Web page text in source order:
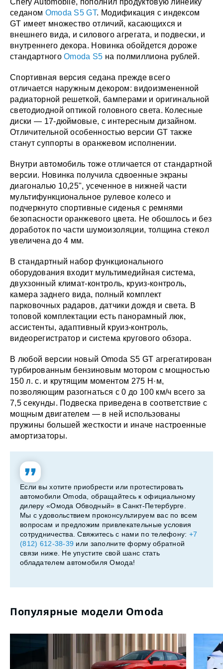
Chery Automobile, пополнил продуктовую линейку
седаном Omoda S5 GT. Модификация с индексом
GT имеет множество отличий, касающихся и
внешнего вида, и силового агрегата, и подвески, и
внутреннего декора. Новинка обойдется дороже
стандартногоOmoda S5 на полмиллиона рублей.
Спортивная версия седана прежде всего
отличается наружным декором: видоизмененной
радиаторной решеткой, бамперами и оригинальной
светодиодной оптикой головного света. Колесные
диски — 17-дюймовые, с интересным дизайном.
Отличительной особенностью версии GT также
станут суппорты в оранжевом исполнении.
Внутри автомобиль тоже отличается от стандартной
версии. Новинка получила сдвоенные экраны
диагональю 10,25", усеченное в нижней части
мультифункциональное рулевое колесо и
подчеркнуто спортивные сиденья с ремнями
безопасности оранжевого цвета. Не обошлось и без
доработок по части шумоизоляции, толщина стекол
увеличена до 4 мм.
В стандартный набор функционального
оборудования входит мультимедийная система,
двухзонный климат-контроль, круиз-контроль,
камера заднего вида, полный комплект
парковочных радаров, датчики дождя и света. В
топовой комплектации есть панорамный люк,
ассистенты, адаптивный круиз-контроль,
видеорегистратор и система кругового обзора.
В любой версии новый Omoda S5 GT агрегатирован
турбированным бензиновым мотором с мощностью
150 л. с. и крутящим моментом 275 Н·м,
позволяющим разогнаться с 0 до 100 км/ч всего за
7,5 секунды. Подвеска приведена в соответствие с
мощным двигателем — в ней использованы
пружины большей жесткости и иначе настроенные
амортизаторы.
Если вы хотите приобрести или протестировать
автомобили Omoda, обращайтесь к официальному
дилеру «Омода Обводный» в Санкт-Петербурге.
Мы с удовольствием проконсультируем вас по всем
вопросам и предложим привлекательные условия
сотрудничества. Свяжитесь с нами по телефону: +7
(812) 612-38-39 или заполните форму обратной
связи ниже. Не упустите свой шанс стать
обладателем автомобиля Омода!
Популярные модели Omoda